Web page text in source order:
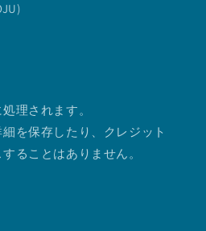
理されます。
を保存したり、クレジット
ることはありません。